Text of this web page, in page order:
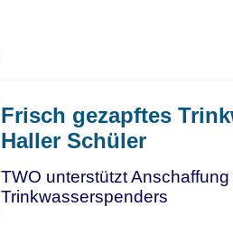
Frisch gezapftes
Haller Schüler
TWO unterstützt
Trinkwasserspenders